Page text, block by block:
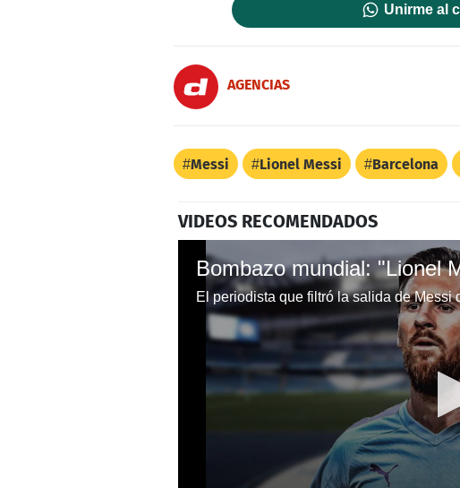
Unirme al
AGENCIAS
Messi Lionel Messi Barcelona
VIDEOS RECOMENDADOS